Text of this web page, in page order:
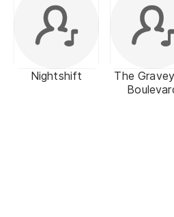
Nightshift
The